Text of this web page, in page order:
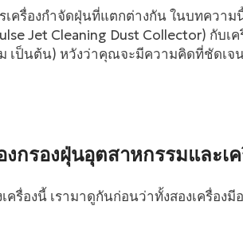
รื่องกำจัดฝุ่นที่แตกต่างกัน ในบทความนี้
Jet Cleaning Dust Collector) กับ
ม เป็นต้น) หวังว่าคุณจะมีความคิดที่ชัดเ
งกรองฝุ่นอุตสาหกรรมและ
รื่องนี้ เรามาดูกันก่อนว่าทั้งสองเครื่องมี